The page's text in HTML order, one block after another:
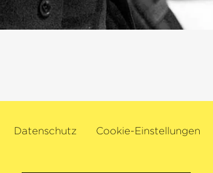
Datenschutz Cookie-Einstellungen